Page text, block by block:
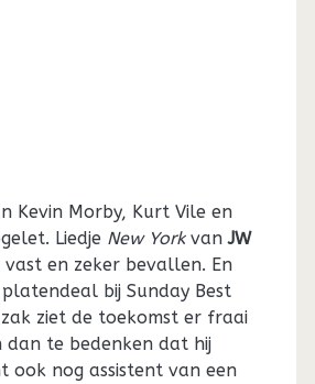
Kevin Morby, Kurt Vile en
Liedje New YorkvanJW
en zeker bevallen. En
bij Sunday Best
zak ziet de toekomst er fraai
dan te bedenken dat hij
ook nog assistent van een